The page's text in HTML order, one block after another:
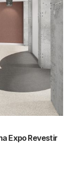
Expo Revestir